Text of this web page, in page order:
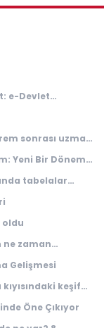
e-Devlet
sonrası uzman
Yeni Bir Dönem
tabelalar
oldu
ne zaman
Gelişmesi
keşif
Öne Çıkıyor